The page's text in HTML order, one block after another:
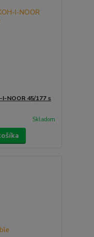
NOOR 45/177 s
Skladom